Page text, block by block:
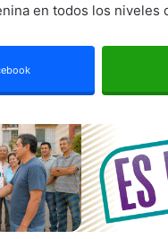
en todos los niveles